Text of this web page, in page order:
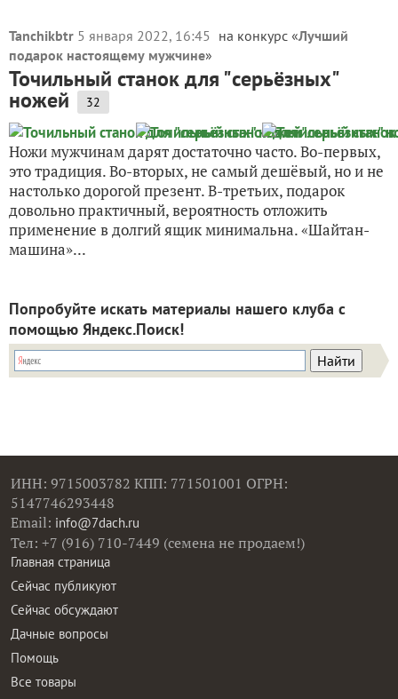
Tanchikbtr 5 января 2022, 16:45 на конкурс «Лучший
подарок настоящему мужчине»
Точильный станок для "серьёзных"
ножей 32
Ножи мужчинам дарят достаточно часто. Во-первых,
это традиция. Во-вторых, не самый дешёвый, но и не
настолько дорогой презент. В-третьих, подарок
довольно практичный, вероятность отложить
применение в долгий ящик минимальна. «Шайтан-
машина»...
Попробуйте искать материалы нашего клуба с
помощью Яндекс.Поиск!
ИНН: 9715003782 КПП: 771501001 ОГРН:
5147746293448
Email: info@7dach.ru
Тел: +7 (916) 710-7449 (семена не продаем!)
Главная страница
Сейчас публикуют
Сейчас обсуждают
Дачные вопросы
Помощь
Все товары